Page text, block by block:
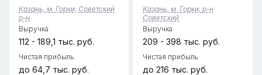
инвесторов, ищущих
перспективное и стабильное
направление.Основные
характеристики:Арендна...
Казань, м. Горки, Советский
р-н
Выручка
112 - 189,1 тыс. руб.
Чистая прибыль
до 64,7 тыс. руб.
с октября 2025 года.
Площадь 63 квадратных
метра, тариф 4%. ПВЗ
полностью оборудован, ест...
Казань, м. Горки, р-н
Советский
Выручка
209 - 398 тыс. руб.
Чистая прибыль
до 216 тыс. руб.